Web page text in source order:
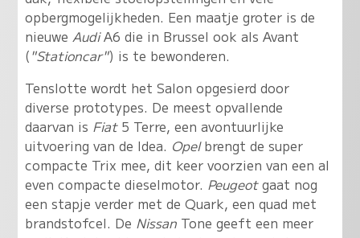
opbergmogelijkheden. Een maatje groter is de
nieuwe AudiA6 die in Brussel ook als Avant
("Stationcar") is te bewonderen.
Tenslotte wordt het Salon opgesierd door
diverse prototypes. De meest opvallende
daarvan is Fiat5 Terre, een avontuurlijke
uitvoering van de Idea. Opelbrengt de super
compacte Trix mee, dit keer voorzien van een al
even compacte dieselmotor. Peugeotgaat nog
een stapje verder met de Quark, een quad met
brandstofcel. De NissanTone geeft een meer